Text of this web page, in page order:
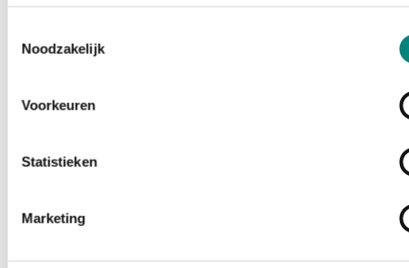
Noodzakelijk
Voorkeuren
Statistieken
Marketing